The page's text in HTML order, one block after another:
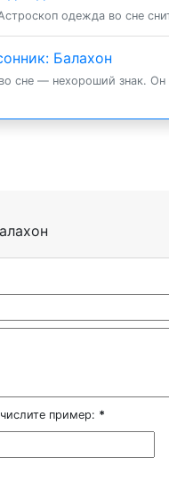
одежда во сне
Балахон
сне — нехороший знак.
пример: *